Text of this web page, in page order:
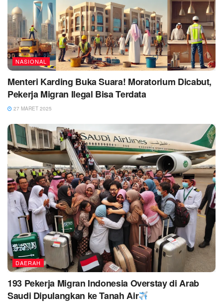
NASIONAL
Menteri Karding Buka Suara! Moratorium Dicabut,
Pekerja Migran Ilegal Bisa Terdata
27 MARET 2025
DAERAH
193 Pekerja Migran Indonesia Overstay di Arab
Saudi Dipulangkan ke Tanah Air